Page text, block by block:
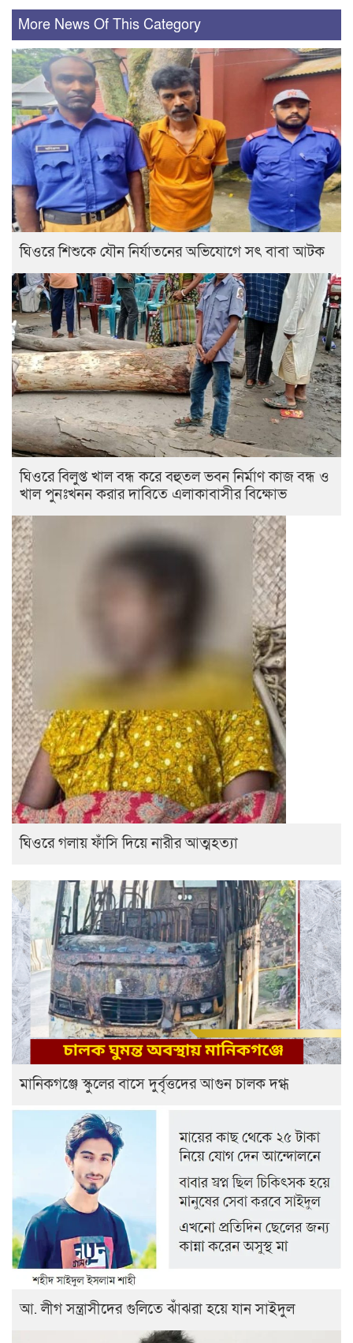
More News Of This Category
ঘিওরে শিশুকে যৌন নির্যাতনের অভিযোগে সৎ বাবা আটক
ঘিওরে বিলুপ্ত খাল বন্ধ করে বহুতল ভবন নির্মাণ কাজ বন্ধ ও
খাল পুনঃখনন করার দাবিতে এলাকাবাসীর বিক্ষোভ
ঘিওরে গলায় ফাঁসি দিয়ে নারীর আত্মহত্যা
মানিকগঞ্জে স্কুলের বাসে দুর্বৃত্তদের আগুন চালক দগ্ধ
আ. লীগ সন্ত্রাসীদের গুলিতে ঝাঁঝরা হয়ে যান সাইদুল